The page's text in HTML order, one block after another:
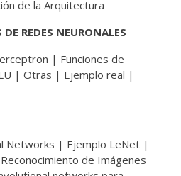
de la Arquitectura
REDES NEURONALES
| Funciones de
| Otras | Ejemplo real |
Networks | Ejemplo LeNet |
de Imágenes